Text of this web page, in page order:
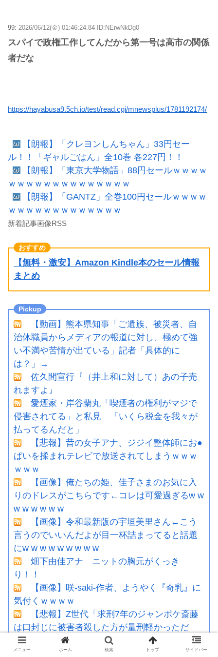
99: 2026/06/12(金) 01:46:24.84 ID:NErwNkDg0
スパイで政権工作してんだから第一号は高市の関係
者だな
https://hayabusa9.5ch.io/test/read.cgi/mnewsplus/1781192174/
【朗報】「クレヨンしんちゃん」33円セー
ル！！「ギャルごはん」全10巻 各227円！！
【朗報】「東京大学物語」88円セールｗｗｗｗ
ｗｗｗｗｗｗｗｗｗｗｗｗｗｗ
【朗報】「GANTZ」全巻100円セールｗｗｗｗ
ｗｗｗｗｗｗｗｗｗｗｗｗｗ
新着記事画像RSS
【無料・激安】Amazon Kindle本のセール情報
まとめ
【動画】熊本県知事「ご遺族、被災者、自
治体職員からメディアの報道に対し、極めて強
い不満や苦情が出ている」記者「具体的に
は？」→
佐久間宣行『（井上和に対して）あの子売
れますよ』
愛煙家・岸谷蘭丸「喫煙者の権利がマジで
侵害されてる」と私見 「いくら税金を我々が
払ってるんだと」
【悲報】昔の女子アナ、ジジイ整体師にお●
ぱいを揉まれテレビで放送されてしまうｗｗｗ
ｗｗｗ
【画像】俺たちの姫、佳子さまのお気に入
りのドレスがこちらです←コレは可愛過ぎるw w
w w w w w w
【画像】令和最新版の宇垣美里さん←こう
言うのでいいんだよが目一杯詰まってると話題
にw w w w w w w w w
畑下由佳アナ ニットの胸元がくっき
り！！
【画像】咲-saki-作者、ようやく『奇乳』に
気付くｗｗｗｗ
【悲報】Z世代「求刑7年のジャンポケ斎藤
は口封じに被害者殺した方が量刑軽かっただ
ろ」←1万いいね
劇場版映画ちいかわTHE MOVIE、明日興行
メニュー ホーム 検索 トップ サイドバー